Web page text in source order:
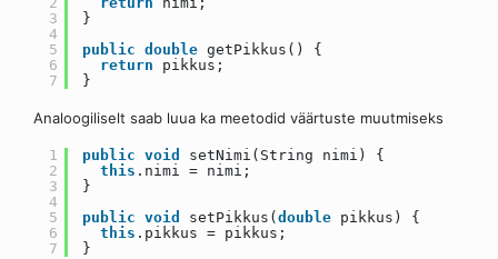
3
4
5
6
7
}
public double getPikkus() {
return
pikkus;
}
Analoogiliselt saab luua ka meetodid väärtuste muutmiseks
1
2
3
4
5
6
7
public void
setNimi(String nimi) {
this .nimi = nimi;
}
public void setPikkus( double pikkus) {
this .pikkus = pikkus;
}